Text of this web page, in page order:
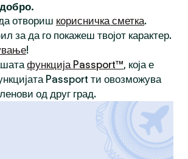
отвориш корисничка сметка.
за да го покажеш твојот карактер.
!
функција Passport™, која е
Passport ти овозможува
од друг град.